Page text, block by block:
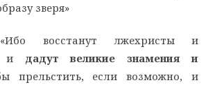
зверя»
восстанут лжехристы и
и дадут великие знамения и
прельстить, если возможно, и